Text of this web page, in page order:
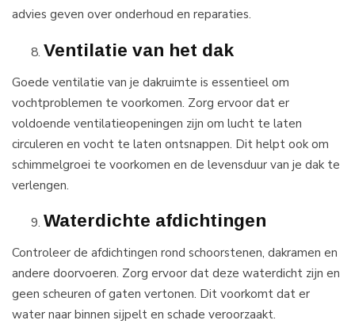
advies geven over onderhoud en reparaties.
Ventilatie van het dak
Goede ventilatie van je dakruimte is essentieel om
vochtproblemen te voorkomen. Zorg ervoor dat er
voldoende ventilatieopeningen zijn om lucht te laten
circuleren en vocht te laten ontsnappen. Dit helpt ook om
schimmelgroei te voorkomen en de levensduur van je dak te
verlengen.
Waterdichte afdichtingen
Controleer de afdichtingen rond schoorstenen, dakramen en
andere doorvoeren. Zorg ervoor dat deze waterdicht zijn en
geen scheuren of gaten vertonen. Dit voorkomt dat er
water naar binnen sijpelt en schade veroorzaakt.